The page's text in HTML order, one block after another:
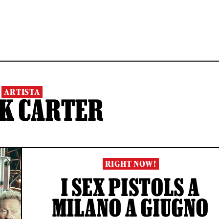
ARTISTA
CARTER
RIGHT NOW!
I SEX PISTOLS A
MILANO A GIUGNO